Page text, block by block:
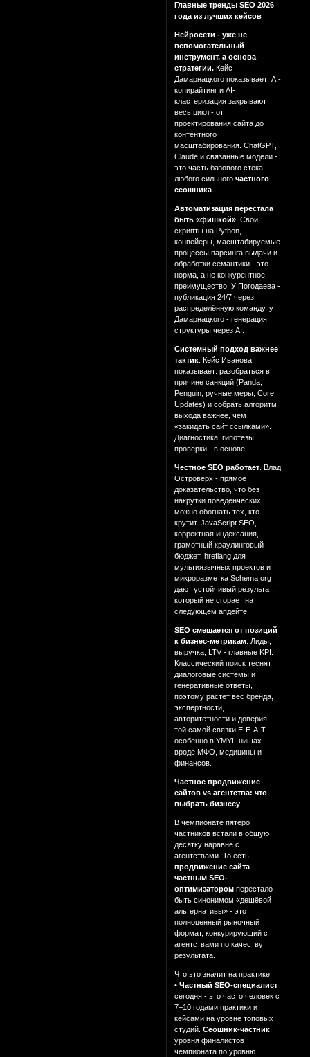
Главные тренды SEO 2026
года из лучших кейсов
Нейросети - уже не
вспомогательный
инструмент, а основа
стратегии. Кейс
Дамарнацкого показывает: AI-
копирайтинг и AI-
кластеризация закрывают
весь цикл - от
проектирования сайта до
контентного
масштабирования. ChatGPT,
Claude и связанные модели -
это часть базового стека
любого сильногочастного
сеошника
Автоматизация перестала
быть «фишкой» . Свои
скрипты на Python,
конвейеры, масштабируемые
процессы парсинга выдачи и
обработки семантики - это
норма, а не конкурентное
преимущество. У Погодаева -
публикация 24/7 через
распределённую команду, у
Дамарнацкого - генерация
структуры через AI.
Системный подход важнее
тактик . Кейс Иванова
показывает: разобраться в
причине санкций (Panda,
Penguin, ручные меры, Core
Updates) и собрать алгоритм
выхода важнее, чем
«закидать сайт ссылками».
Диагностика, гипотезы,
проверки - в основе.
Честное SEO работает . Влад
Островерх - прямое
доказательство, что без
накрутки поведенческих
можно обогнать тех, кто
крутит. JavaScript SEO,
корректная индексация,
грамотный краулинговый
бюджет, hreflang для
мультиязычных проектов и
микроразметка Schema.org
дают устойчивый результат,
который не сгорает на
следующем апдейте.
SEO смещается от позиций
к бизнес-метрикам . Лиды,
выручка, LTV - главные KPI.
Классический поиск теснят
диалоговые системы и
генеративные ответы,
поэтому растёт вес бренда,
экспертности,
авторитетности и доверия -
той самой связки E-E-A-T,
особенно в YMYL-нишах
вроде МФО, медицины и
финансов.
Частное продвижение
сайтов vs агентства: что
выбрать бизнесу
В чемпионате пятеро
частников встали в общую
десятку наравне с
агентствами. То есть
продвижение сайта
частным SEO-
оптимизатором перестало
быть синонимом «дешёвой
альтернативы» - это
полноценный рыночный
формат, конкурирующий с
агентствами по качеству
результата.
Что это значит на практике:
•Частный SEO-специалист
сегодня - это часто человек с
7–10 годами практики и
кейсами на уровне топовых
студий.Сеошник-частник
уровня финалистов
чемпионата по уровню